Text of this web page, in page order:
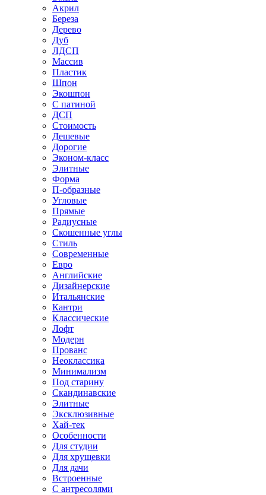
Акрил
Береза
Дерево
Дуб
ЛДСП
Массив
Пластик
Шпон
Экошпон
С патиной
ДСП
Стоимость
Дешевые
Дорогие
Эконом-класс
Элитные
Форма
П-образные
Угловые
Прямые
Радиусные
Скошенные углы
Стиль
Современные
Евро
Английские
Дизайнерские
Итальянские
Кантри
Классические
Лофт
Модерн
Прованс
Неоклассика
Минимализм
Под старину
Скандинавские
Элитные
Эксклюзивные
Хай-тек
Особенности
Для студии
Для хрущевки
Для дачи
Встроенные
С антресолями